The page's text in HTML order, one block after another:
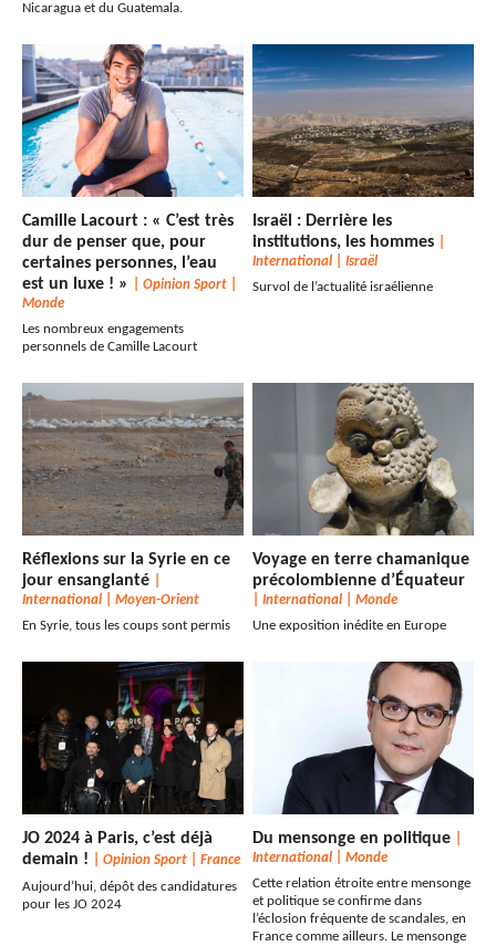
Nicaragua et du Guatemala.
Camille Lacourt : « C’est très
dur de penser que, pour
certaines personnes, l’eau
est un luxe ! »
Opinion Sport
Monde
Les nombreux engagements
personnels de Camille Lacourt
Israël : Derrière les
institutions, les hommes
International
|Israël
Survol de l’actualité israélienne
Réflexions sur la Syrie en ce
jour ensanglanté
International
Moyen-Orient
En Syrie, tous les coups sont permis
Voyage en terre chamanique
précolombienne d’Équateur
|International |Monde
Une exposition inédite en Europe
JO 2024 à Paris, c’est déjà
demain !
Opinion Sport
France
Aujourd’hui, dépôt des candidatures
pour les JO 2024
Du mensonge en politique
International
|Monde
Cette relation étroite entre mensonge
et politique se confirme dans
l’éclosion fréquente de scandales, en
France comme ailleurs. Le mensonge